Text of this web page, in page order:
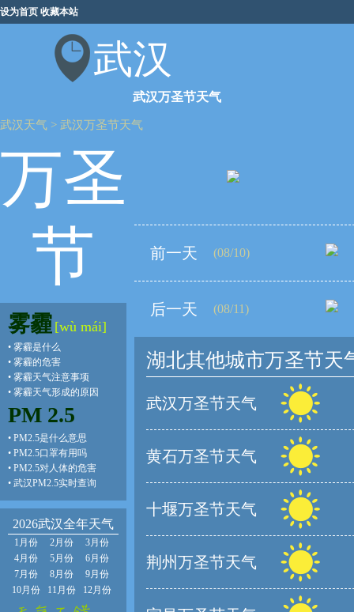
设为首页 收藏本站
武汉
武汉万圣节天气
武汉天气 > 武汉万圣节天气
万圣
节
雾霾 [wù mái]
• 雾霾是什么
• 雾霾的危害
• 雾霾天气注意事项
• 雾霾天气形成的原因
PM 2.5
• PM2.5是什么意思
• PM2.5口罩有用吗
• PM2.5对人体的危害
• 武汉PM2.5实时查询
2026武汉全年天气
1月份 2月份
3月份
4月份
5月份
6月份
7月份
8月份
9月份
10月份
11月份 12月份
前一天 (08/10)
后一天 (08/11)
湖北其他城市万圣节天
武汉万圣节天气
黄石万圣节天气
十堰万圣节天气
荆州万圣节天气